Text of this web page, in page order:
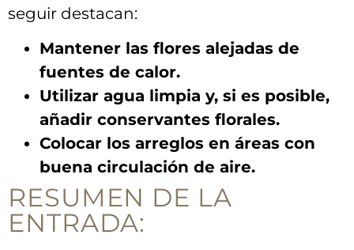
seguir destacan:
Mantener las flores alejadas ‍de
fuentes de⁢ calor.
Utilizar agua limpia y, si es posible,
añadir conservantes florales.
Colocar los arreglos en áreas con
buena circulación de aire.
RESUMEN DE LA
ENTRADA: